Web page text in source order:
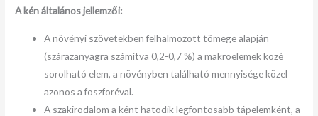
A kén általános jellemzői:
A növényi szövetekben felhalmozott tömege alapján
(szárazanyagra számítva 0,2-0,7 %) a makroelemek közé
sorolható elem, a növényben található mennyisége közel
azonos a foszforéval.
A szakirodalom a ként hatodik legfontosabb tápelemként, a